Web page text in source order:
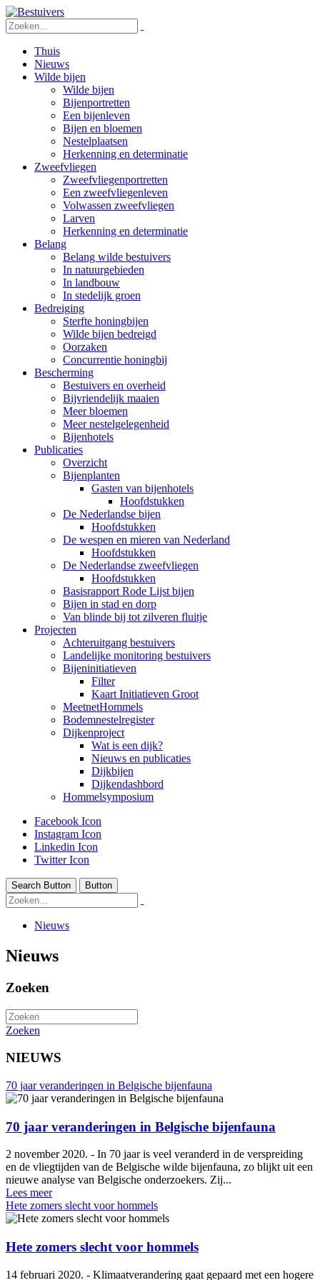
Thuis
Nieuws
Wilde bijen
Wilde bijen
Bijenportretten
Een bijenleven
Bijen en bloemen
Nestelplaatsen
Herkenning en determinatie
Zweefvliegen
Zweefvliegenportretten
Een zweefvliegenleven
Volwassen zweefvliegen
Larven
Herkenning en determinatie
Belang
Belang wilde bestuivers
In natuurgebieden
In landbouw
In stedelijk groen
Bedreiging
Sterfte honingbijen
Wilde bijen bedreigd
Oorzaken
Concurrentie honingbij
Bescherming
Bestuivers en overheid
Bijvriendelijk maaien
Meer bloemen
Meer nestelgelegenheid
Bijenhotels
Publicaties
Overzicht
Bijenplanten
Gasten van bijenhotels
Hoofdstukken
De Nederlandse bijen
Hoofdstukken
De wespen en mieren van Nederland
Hoofdstukken
De Nederlandse zweefvliegen
Hoofdstukken
Basisrapport Rode Lijst bijen
Bijen in stad en dorp
Van blinde bij tot zilveren fluitje
Projecten
Achteruitgang bestuivers
Landelijke monitoring bestuivers
Bijeninitiatieven
Filter
Kaart Initiatieven Groot
MeetnetHommels
Bodemnestelregister
Dijkenproject
Wat is een dijk?
Nieuws en publicaties
Dijkbijen
Dijkendashbord
Hommelsymposium
Facebook Icon
Instagram Icon
Linkedin Icon
Twitter Icon
Search Button Button
Nieuws
Nieuws
Zoeken
Zoeken
NIEUWS
70 jaar veranderingen in Belgische bijenfauna
70 jaar veranderingen in Belgische bijenfauna
2 november 2020. - In 70 jaar is veel veranderd in de verspreiding
en de vliegtijden van de Belgische wilde bijenfauna, zo blijkt uit een
nieuwe analyse van Belgische onderzoekers. Zij...
Lees meer
Hete zomers slecht voor hommels
Hete zomers slecht voor hommels
14 februari 2020. - Klimaatverandering gaat gepaard met een hogere